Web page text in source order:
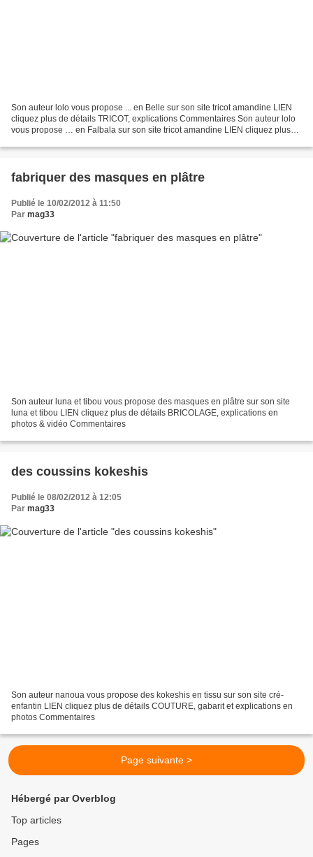
Son auteur lolo vous propose ... en Belle sur son site tricot amandine LIEN
cliquez plus de détails TRICOT, explications Commentaires Son auteur lolo
vous propose … en Falbala sur son site tricot amandine LIEN cliquez plus
fabriquer des masques en plâtre
Publié le 10/02/2012 à 11:50
Par mag33
Son auteur luna et tibou vous propose des masques en plâtre sur son site
luna et tibou LIEN cliquez plus de détails BRICOLAGE, explications en
photos & vidéo Commentaires
des coussins kokeshis
Publié le 08/02/2012 à 12:05
Par mag33
Son auteur nanoua vous propose des kokeshis en tissu sur son site cré-
enfantin LIEN cliquez plus de détails COUTURE, gabarit et explications en
photos Commentaires
Page suivante >
Hébergé par Overblog
Top articles
Pages